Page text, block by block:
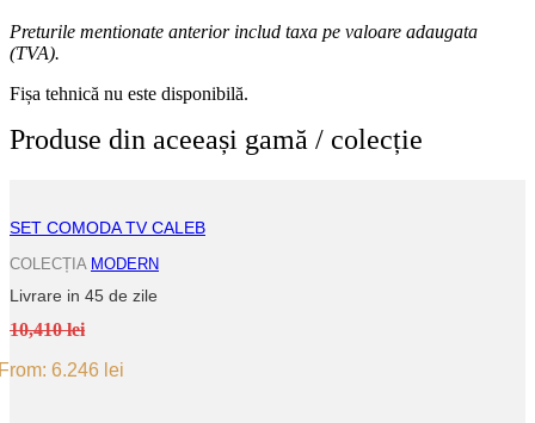
Preturile mentionate anterior includ taxa pe valoare adaugata
(TVA).
Fișa tehnică nu este disponibilă.
Produse din aceeași gamă / colecție
SET COMODA TV CALEB
COLECȚIA MODERN
Livrare in 45 de zile
10,410 lei
6.246 lei